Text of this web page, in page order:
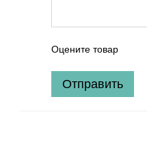
Оцените товар
Отправить